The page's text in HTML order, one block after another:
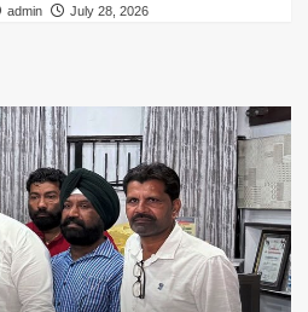
admin July 28, 2026